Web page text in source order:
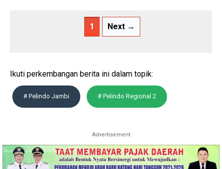
1 Next →
Ikuti perkembangan berita ini dalam topik:
# Pelindo Jambi # Pelindo Regional 2
Advertisement